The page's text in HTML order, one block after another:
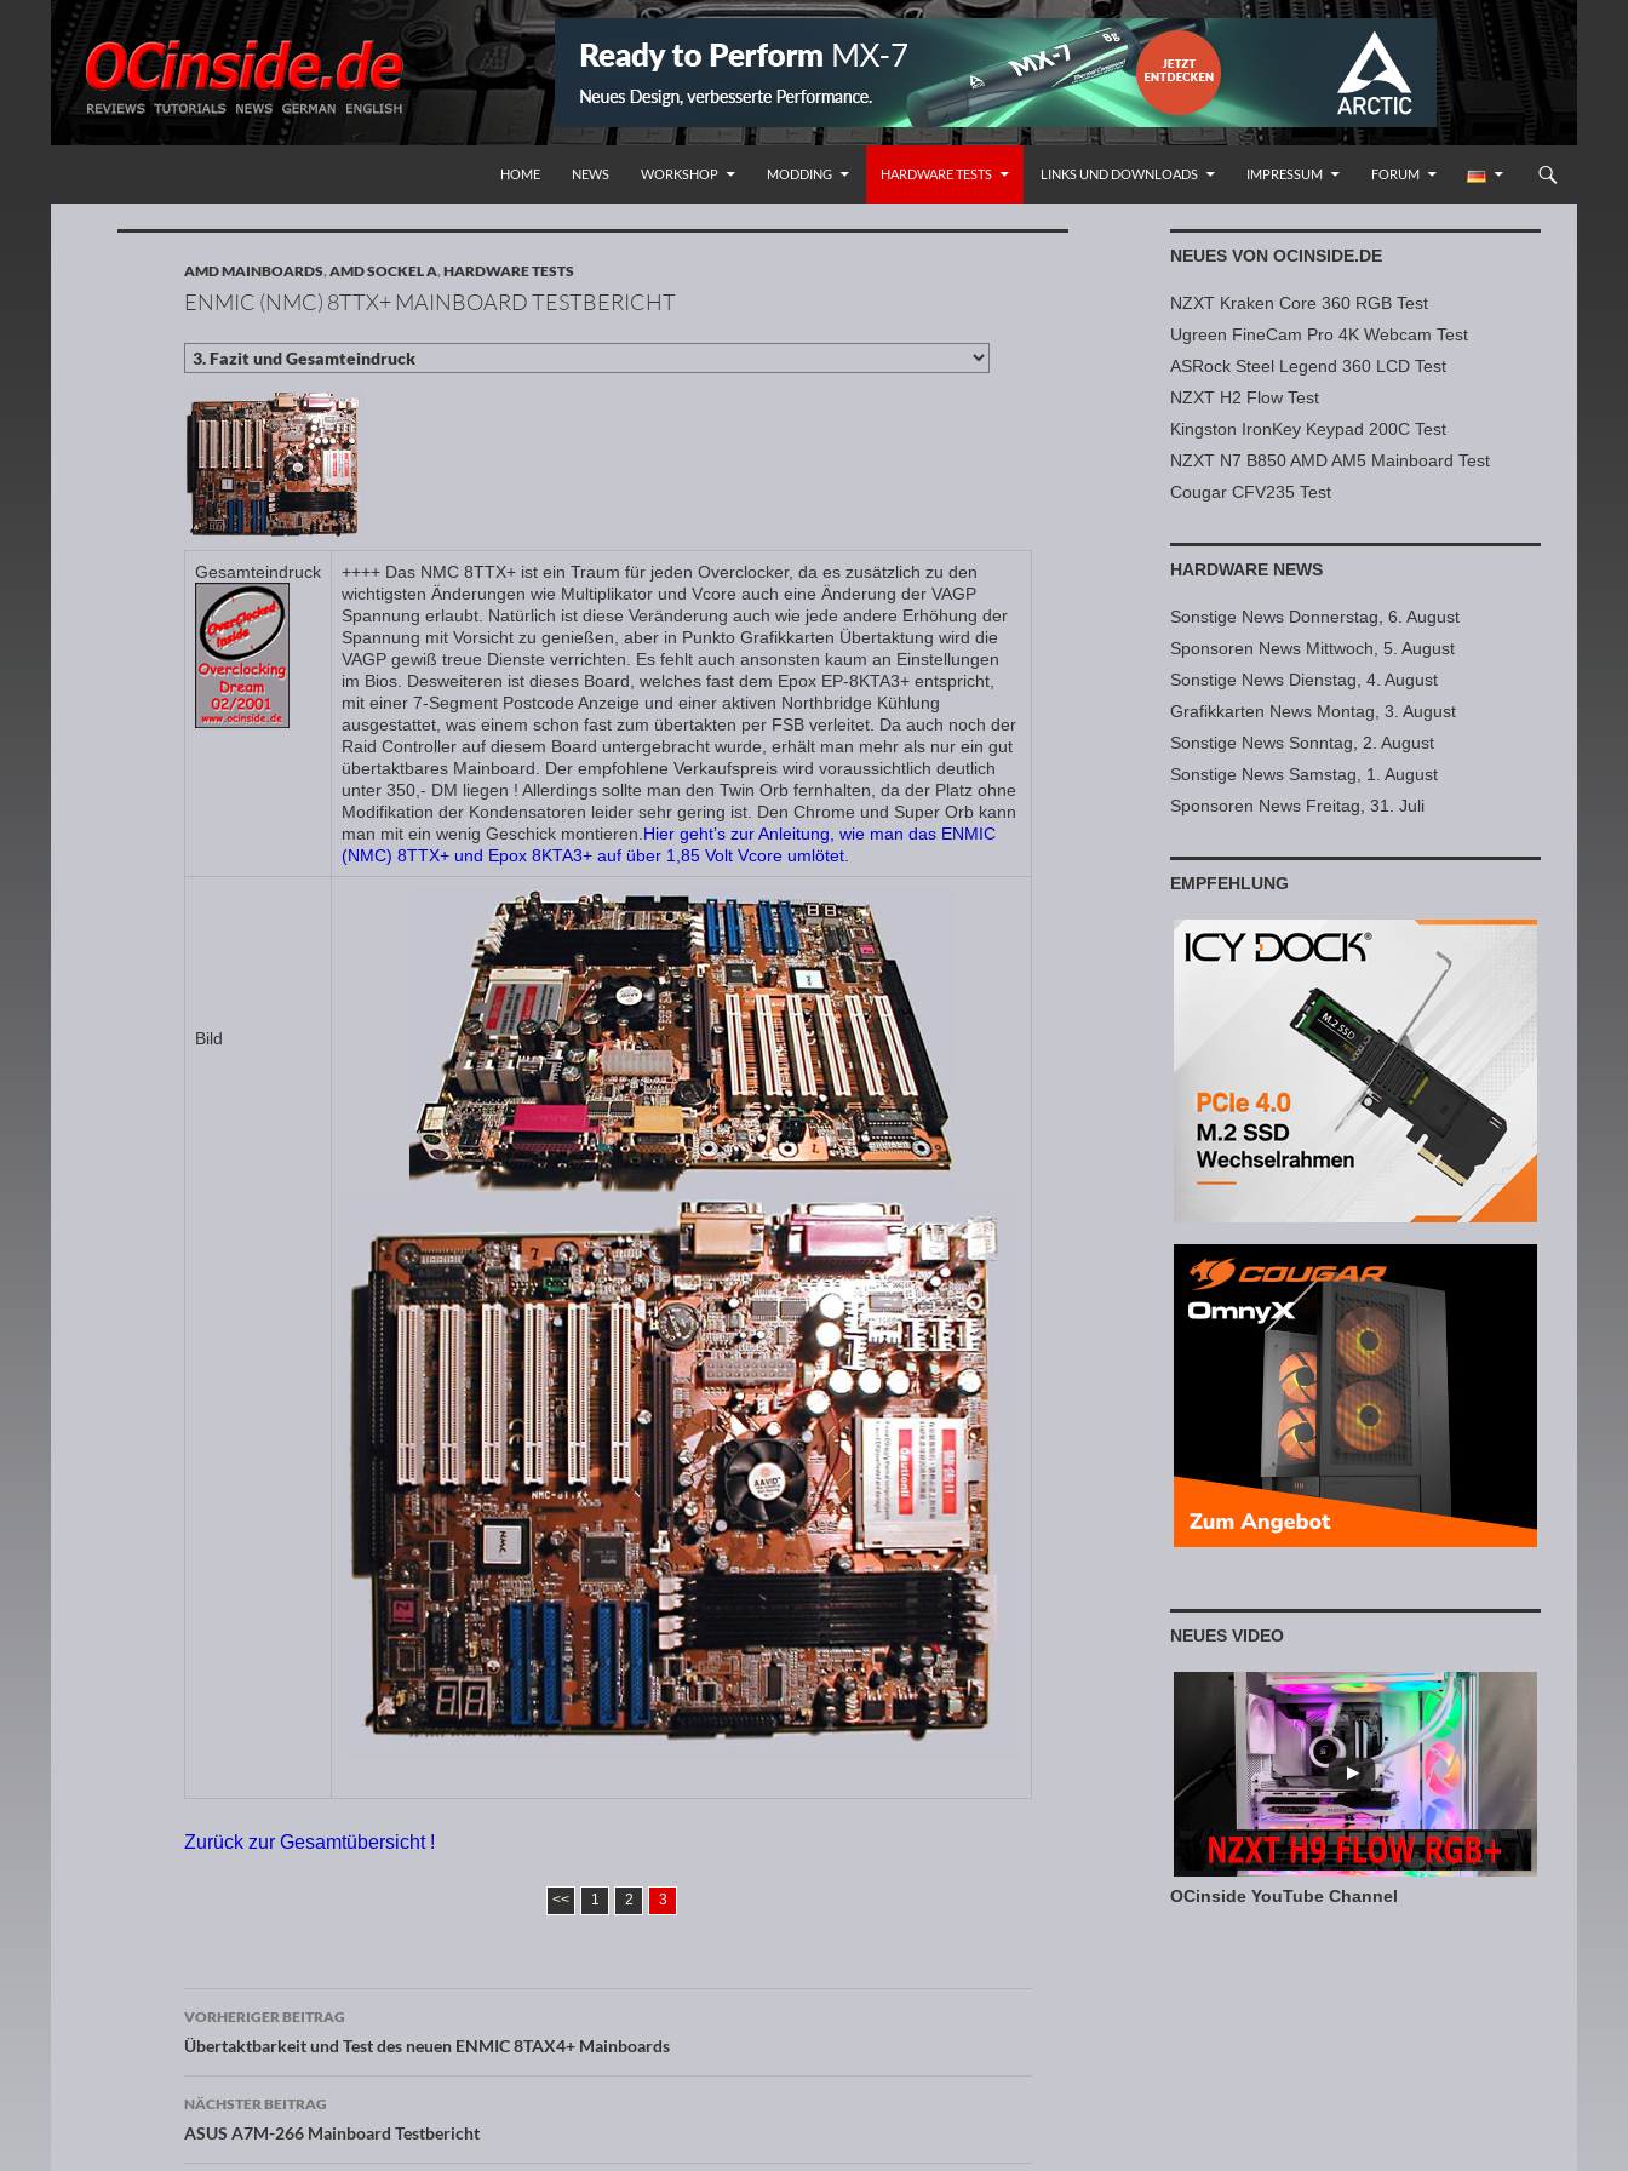
HOME
NEWS WORKSHOP MODDING HARDWARE TESTS LINKS UND DOWNLOADS IMPRESSUM FORUM
AMD MAINBOARDS,AMD SOCKEL A,HARDWARE TESTS
ENMIC (NMC) 8TTX+ MAINBOARD TESTBERICHT
Gesamteindruck
++++ Das NMC 8TTX+ ist ein Traum für jeden Overclocker, da es zusätzlich zu den
wichtigsten Änderungen wie Multiplikator und Vcore auch eine Änderung der VAGP
Spannung erlaubt. Natürlich ist diese Veränderung auch wie jede andere Erhöhung der
Spannung mit Vorsicht zu genießen, aber in Punkto Grafikkarten Übertaktung wird die
VAGP gewiß treue Dienste verrichten. Es fehlt auch ansonsten kaum an Einstellungen
im Bios. Desweiteren ist dieses Board, welches fast dem Epox EP-8KTA3+ entspricht,
mit einer 7-Segment Postcode Anzeige und einer aktiven Northbridge Kühlung
ausgestattet, was einem schon fast zum übertakten per FSB verleitet. Da auch noch der
Raid Controller auf diesem Board untergebracht wurde, erhält man mehr als nur ein gut
übertaktbares Mainboard. Der empfohlene Verkaufspreis wird voraussichtlich deutlich
unter 350,- DM liegen ! Allerdings sollte man den Twin Orb fernhalten, da der Platz ohne
Modifikation der Kondensatoren leider sehr gering ist. Den Chrome und Super Orb kann
man mit ein wenig Geschick montieren. Hier geht’s zur Anleitung, wie man das ENMIC
(NMC) 8TTX+ und Epox 8KTA3+ auf über 1,85 Volt Vcore umlötet.
Bild
Zurück zur Gesamtübersicht !
<< 1 2 3
Beitragsnavigation
VORHERIGER BEITRAG
Übertaktbarkeit und Test des neuen ENMIC 8TAX4+ Mainboards
NÄCHSTER BEITRAG
ASUS A7M-266 Mainboard Testbericht
NEUES VON OCINSIDE.DE
NZXT Kraken Core 360 RGB Test
Ugreen FineCam Pro 4K Webcam Test
ASRock Steel Legend 360 LCD Test
NZXT H2 Flow Test
Kingston IronKey Keypad 200C Test
NZXT N7 B850 AMD AM5 Mainboard Test
Cougar CFV235 Test
HARDWARE NEWS
Sonstige News Donnerstag, 6. August
Sponsoren News Mittwoch, 5. August
Sonstige News Dienstag, 4. August
Grafikkarten News Montag, 3. August
Sonstige News Sonntag, 2. August
Sonstige News Samstag, 1. August
Sponsoren News Freitag, 31. Juli
EMPFEHLUNG
NEUES VIDEO
OCinside YouTube Channel